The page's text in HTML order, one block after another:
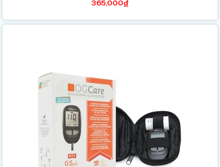
365,000₫